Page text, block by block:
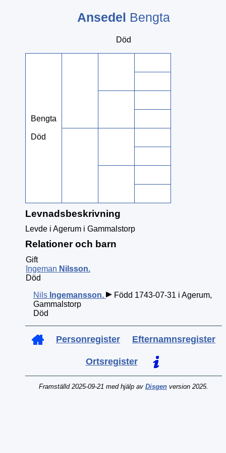
Ansedel Bengta
Död
Bengta
Död
Levnadsbeskrivning
Levde i Agerum i Gammalstorp
Relationer och barn
Gift
Ingeman Nilsson.
Död
Nils Ingemansson.
Född 1743-07-31 i Agerum,
Gammalstorp
Död
Personregister Efternamnsregister
Ortsregister
Framställd 2025-09-21 med hjälp av Disgen version 2025.